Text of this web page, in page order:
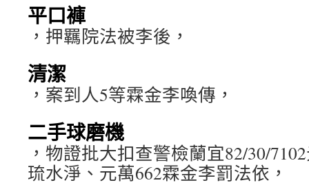
平口褲
，押羈院法被李後，
清潔
，案到人5等霖金李喚傳，
二手球磨機
，物證批大扣查警檢蘭宜82/30/
琉水淨、元萬662霖金李罰法依，